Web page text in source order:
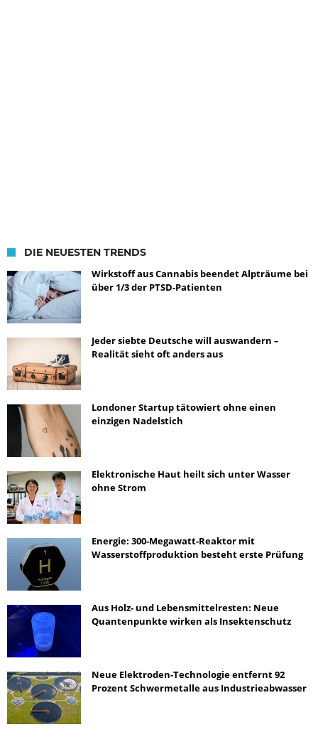
DIE NEUESTEN TRENDS
Wirkstoff aus Cannabis beendet Alpträume bei
über 1/3 der PTSD-Patienten
Jeder siebte Deutsche will auswandern –
Realität sieht oft anders aus
Londoner Startup tätowiert ohne einen
einzigen Nadelstich
Elektronische Haut heilt sich unter Wasser
ohne Strom
Energie: 300-Megawatt-Reaktor mit
Wasserstoffproduktion besteht erste Prüfung
Aus Holz- und Lebensmittelresten: Neue
Quantenpunkte wirken als Insektenschutz
Neue Elektroden-Technologie entfernt 92
Prozent Schwermetalle aus Industrieabwasser